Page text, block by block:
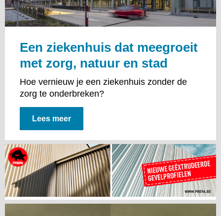
Een ziekenhuis dat meegroeit
met zorg, natuur en stad
Hoe vernieuw je een ziekenhuis zonder de
zorg te onderbreken?
Lees meer